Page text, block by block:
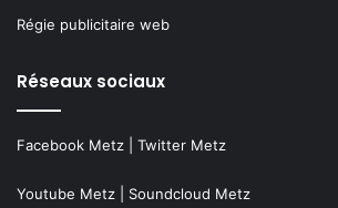
Régie publicitaire web
Réseaux sociaux
Facebook Metz Twitter Metz
Youtube Metz Soundcloud Metz